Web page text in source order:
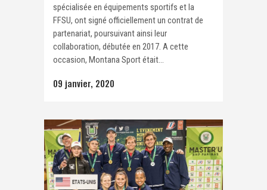
spécialisée en équipements sportifs et la
FFSU, ont signé officiellement un contrat de
partenariat, poursuivant ainsi leur
collaboration, débutée en 2017. A cette
occasion, Montana Sport était...
09 janvier, 2020